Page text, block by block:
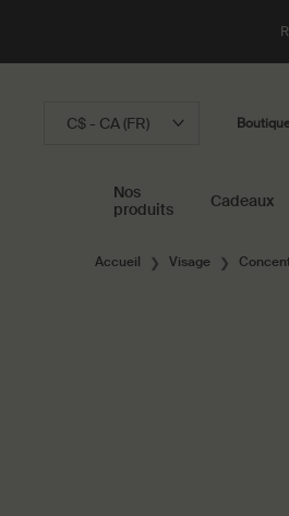
C$ - CA (FR)
Nos
produits
Cadeaux
Accueil Visage